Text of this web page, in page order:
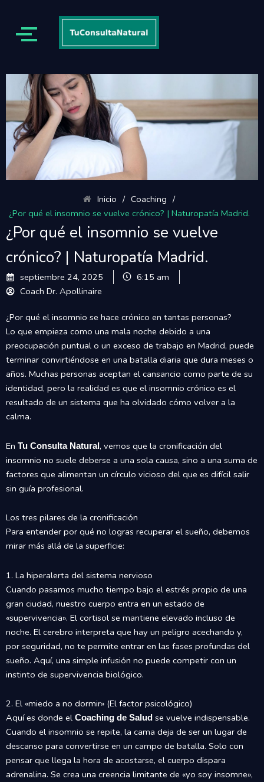
Inicio / Coaching /
¿Por qué el insomnio se vuelve crónico? | Naturopatía Madrid.
¿Por qué el insomnio se vuelve
crónico? | Naturopatía Madrid.
septiembre 24, 2025
6:15 am
Coach Dr. Apollinaire
¿Por qué el insomnio se hace crónico en tantas personas?
Lo que empieza como una mala noche debido a una
preocupación puntual o un exceso de trabajo en Madrid, puede
terminar convirtiéndose en una batalla diaria que dura meses o
años. Muchas personas aceptan el cansancio como parte de su
identidad, pero la realidad es que el insomnio crónico es el
resultado de un sistema que ha olvidado cómo volver a la
calma.
En Tu Consulta Natural , vemos que la cronificación del
insomnio no suele deberse a una sola causa, sino a una suma de
factores que alimentan un círculo vicioso del que es difícil salir
sin guía profesional.
Los tres pilares de la cronificación
Para entender por qué no logras recuperar el sueño, debemos
mirar más allá de la superficie:
1. La hiperalerta del sistema nervioso
Cuando pasamos mucho tiempo bajo el estrés propio de una
gran ciudad, nuestro cuerpo entra en un estado de
«supervivencia». El cortisol se mantiene elevado incluso de
noche. El cerebro interpreta que hay un peligro acechando y,
por seguridad, no te permite entrar en las fases profundas del
sueño. Aquí, una simple infusión no puede competir con un
instinto de supervivencia biológico.
2. El «miedo a no dormir» (El factor psicológico)
Aquí es donde el Coaching de Salud se vuelve indispensable.
Cuando el insomnio se repite, la cama deja de ser un lugar de
descanso para convertirse en un campo de batalla. Solo con
pensar que llega la hora de acostarse, el cuerpo dispara
adrenalina. Se crea una creencia limitante de «yo soy insomne»,